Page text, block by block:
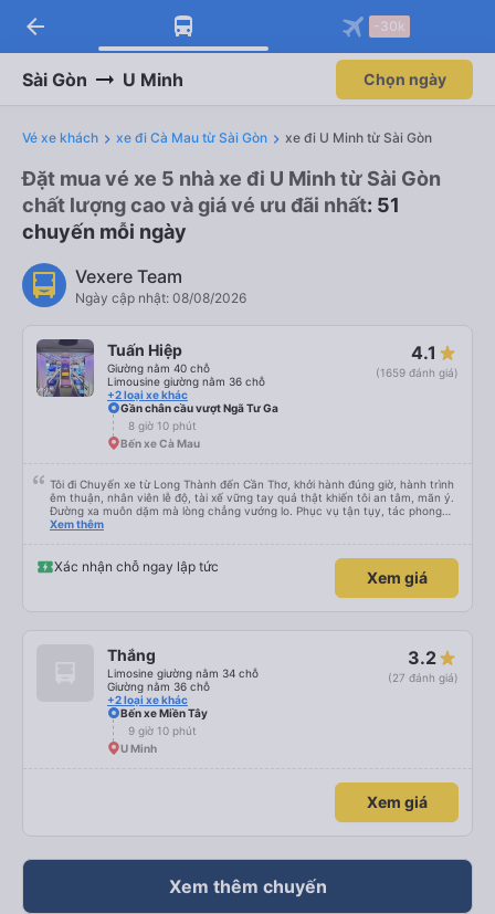
arrow_back -30k
Sài Gòn U Minh Chọn ngày
Vé xe khách xe đi Cà Mau từ Sài Gòn xe đi U Minh từ Sài Gòn
Đặt mua vé xe 5 nhà xe đi U Minh từ Sài Gòn
chất lượng cao và giá vé ưu đãi nhất: 51
chuyến mỗi ngày
Vexere Team
Ngày cập nhật: 08/08/2026
Tuấn Hiệp
Giường nằm 40 chỗ
Limousine giường nằm 36 chỗ
+2 loại xe khác
4.1
(1659 đánh giá)
Gần chân cầu vượt Ngã Tư Ga
8 giờ 10 phút
Bến xe Cà Mau
Tôi đi Chuyến xe từ Long Thành đến Cần Thơ, khởi hành đúng giờ, hành trình
êm thuận, nhân viên lễ độ, tài xế vững tay quả thật khiến tôi an tâm, mãn ý.
Đường xa muôn dặm mà lòng chẳng vướng lo. Phục vụ tận tụy, tác phong
nghiêm cẩn, hiếm thấy giữa thời buổi kim tiền vội vã. Xã hội loạn đạo. Xin gửi
Xem thêm
Xác nhận chỗ ngay lập tức
Xem giá
Thắng
Limosine giường nằm 34 chỗ
Giường nằm 36 chỗ
+2 loại xe khác
3.2
(27 đánh giá)
Bến xe Miền Tây
9 giờ 10 phút
U Minh
Xem giá
Xem thêm chuyến